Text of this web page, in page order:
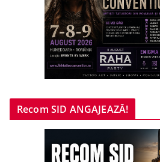
Recom SID ANGAJEAZĂ!